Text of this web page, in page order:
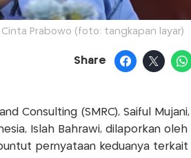
Prabowo (foto: tangkapan layar)
Share
Consulting (SMRC), Saiful
Islah Bahrawi, dilaporkan oleh
pernyataan keduanya terkait